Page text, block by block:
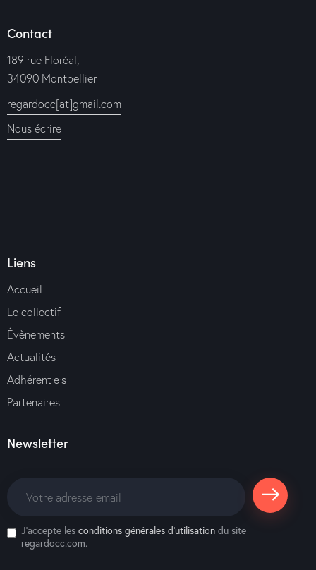
Contact
189 rue Floréal,
34090 Montpellier
regardocc[at]gmail.com
Nous écrire
Liens
Accueil
Le collectif
Évènements
Actualités
Adhérent·e·s
Partenaires
Newsletter
S'abonne
J'accepte les conditions générales d’utilisation du site
regardocc.com.